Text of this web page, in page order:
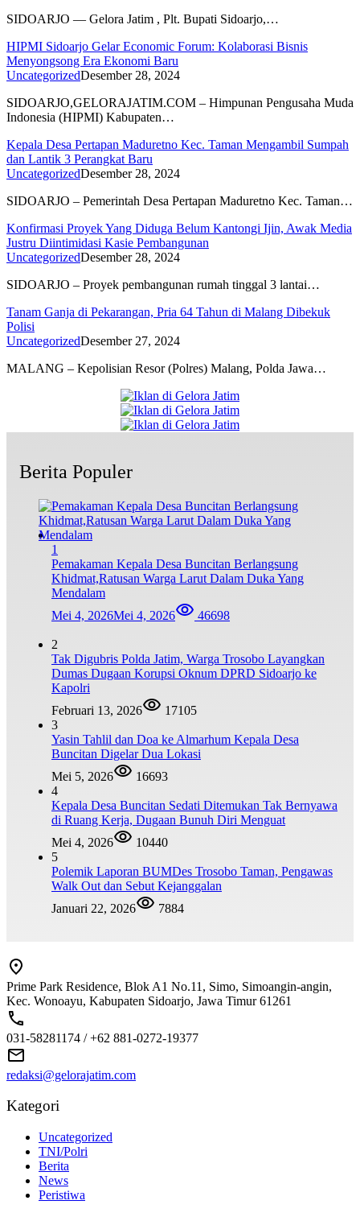
SIDOARJO — Gelora Jatim , Plt. Bupati Sidoarjo,…
HIPMI Sidoarjo Gelar Economic Forum: Kolaborasi Bisnis
Menyongsong Era Ekonomi Baru
UncategorizedDesember 28, 2024
SIDOARJO,GELORAJATIM.COM – Himpunan Pengusaha Muda
Indonesia (HIPMI) Kabupaten…
Kepala Desa Pertapan Maduretno Kec. Taman Mengambil Sumpah
dan Lantik 3 Perangkat Baru
UncategorizedDesember 28, 2024
SIDOARJO – Pemerintah Desa Pertapan Maduretno Kec. Taman…
Konfirmasi Proyek Yang Diduga Belum Kantongi Ijin, Awak Media
Justru Diintimidasi Kasie Pembangunan
UncategorizedDesember 28, 2024
SIDOARJO – Proyek pembangunan rumah tinggal 3 lantai…
Tanam Ganja di Pekarangan, Pria 64 Tahun di Malang Dibekuk
Polisi
UncategorizedDesember 27, 2024
MALANG – Kepolisian Resor (Polres) Malang, Polda Jawa…
Berita Populer
1
Pemakaman Kepala Desa Buncitan Berlangsung
Khidmat,Ratusan Warga Larut Dalam Duka Yang
Mendalam
Mei 4, 2026Mei 4, 2026 46698
2
Tak Digubris Polda Jatim, Warga Trosobo Layangkan
Dumas Dugaan Korupsi Oknum DPRD Sidoarjo ke
Kapolri
Februari 13, 2026
17105
3
Yasin Tahlil dan Doa ke Almarhum Kepala Desa
Buncitan Digelar Dua Lokasi
Mei 5, 2026
16693
4
Kepala Desa Buncitan Sedati Ditemukan Tak Bernyawa
di Ruang Kerja, Dugaan Bunuh Diri Menguat
Mei 4, 2026
10440
5
Polemik Laporan BUMDes Trosobo Taman, Pengawas
Walk Out dan Sebut Kejanggalan
Januari 22, 2026
7884
Prime Park Residence, Blok A1 No.11, Simo, Simoangin-angin,
Kec. Wonoayu, Kabupaten Sidoarjo, Jawa Timur 61261
031-58281174 / +62 881-0272-19377
redaksi@gelorajatim.com
Kategori
Uncategorized
TNI/Polri
Berita
News
Peristiwa